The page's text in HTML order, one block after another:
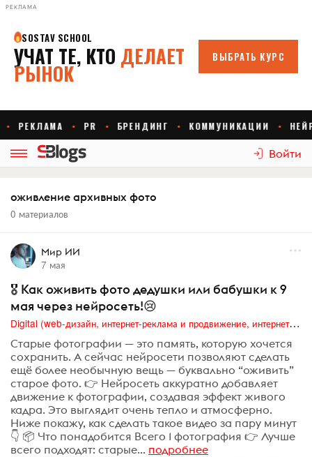
РЕКЛАМА
Войти
оживление архивных фото
0 материалов
Мир ИИ
7 мая
🎖 Как оживить фото дедушки или бабушки к 9
мая через нейросеть!😢
Digital (web-дизайн, интернет-реклама и продвижение, интернет-сообщества и блоги, интернет-коммуникации, мобильный маркетинг, реклама на цифровых экранах)
Старые фотографии — это память, которую хочется
сохранить. А сейчас нейросети позволяют сделать
ещё более необычную вещь — буквально “оживить”
старое фото. 👉 Нейросеть аккуратно добавляет
движение к фотографии, создавая эффект живого
кадра. Это выглядит очень тепло и атмосферно.
Ниже покажу, как сделать такое видео за пару минут
👇 📦 Что понадобится Всего 1 фотография 👉 Лучше
всего подходят: старые... подробнее